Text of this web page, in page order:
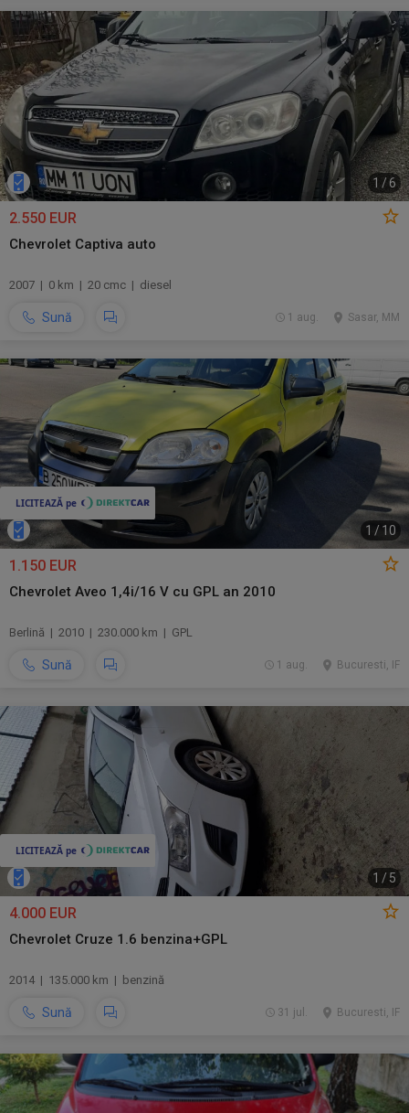
1 /6
2.550 EUR
Chevrolet Captiva auto
2007 | 0 km | 20 cmc | diesel
Sună Sasar, MM
1 aug.
1 / 10
1.150 EUR
Chevrolet Aveo 1,4i/16 V cu GPL an 2010
Berlină | 2010 | 230.000 km | GPL
Sună Bucuresti, IF
1 aug.
1 /5
4.000 EUR
Chevrolet Cruze 1.6 benzina+GPL
2014 | 135.000 km | benzină
Sună Bucuresti, IF
31 jul.